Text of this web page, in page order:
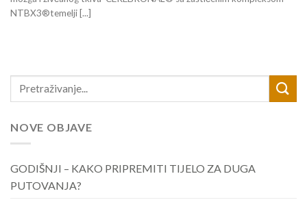
NTBX3®temelji [...]
NOVE OBJAVE
GODIŠNJI – KAKO PRIPREMITI TIJELO ZA DUGA
PUTOVANJA?